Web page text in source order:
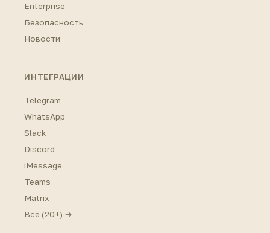
Enterprise
Безопасность
Новости
ИНТЕГРАЦИИ
Telegram
WhatsApp
Slack
Discord
iMessage
Teams
Matrix
Все (20+) →